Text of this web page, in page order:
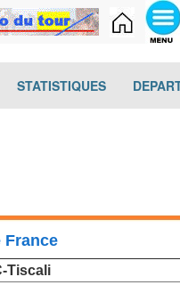
STATISTIQUES(current)
France
Tiscali